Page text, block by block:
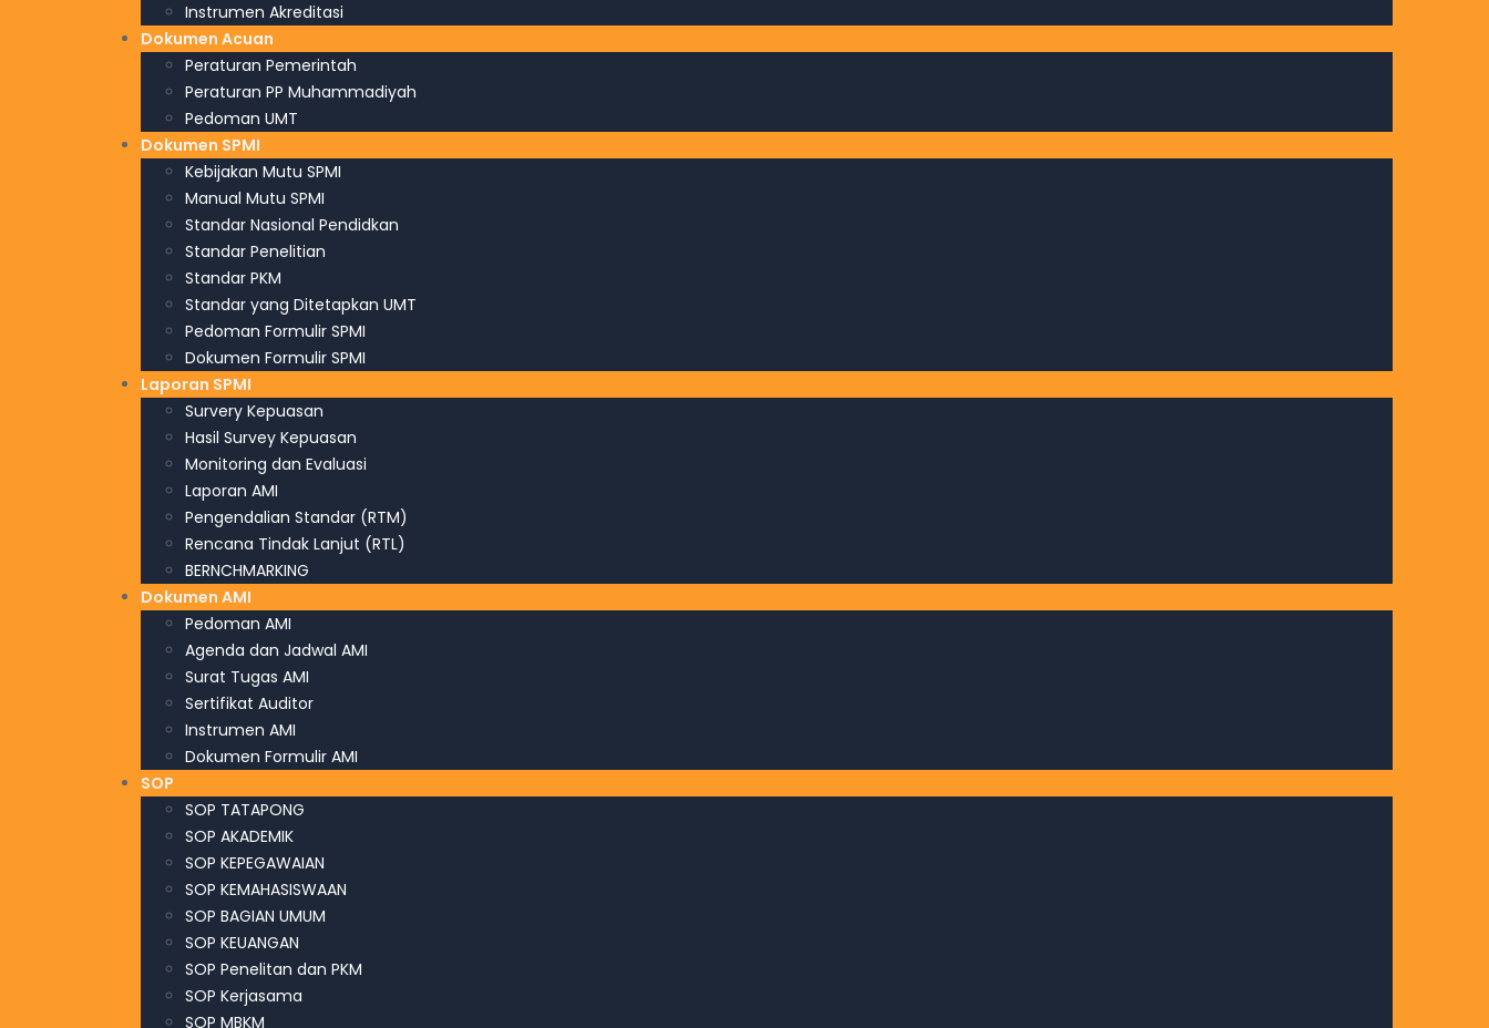
Instrumen Akreditasi
Dokumen Acuan
Peraturan Pemerintah
Peraturan PP Muhammadiyah
Pedoman UMT
Dokumen SPMI
Kebijakan Mutu SPMI
Manual Mutu SPMI
Standar Nasional Pendidkan
Standar Penelitian
Standar PKM
Standar yang Ditetapkan UMT
Pedoman Formulir SPMI
Dokumen Formulir SPMI
Laporan SPMI
Survery Kepuasan
Hasil Survey Kepuasan
Monitoring dan Evaluasi
Laporan AMI
Pengendalian Standar (RTM)
Rencana Tindak Lanjut (RTL)
BERNCHMARKING
Dokumen AMI
Pedoman AMI
Agenda dan Jadwal AMI
Surat Tugas AMI
Sertifikat Auditor
Instrumen AMI
Dokumen Formulir AMI
SOP
SOP TATAPONG
SOP AKADEMIK
SOP KEPEGAWAIAN
SOP KEMAHASISWAAN
SOP BAGIAN UMUM
SOP KEUANGAN
SOP Penelitan dan PKM
SOP Kerjasama
SOP MBKM